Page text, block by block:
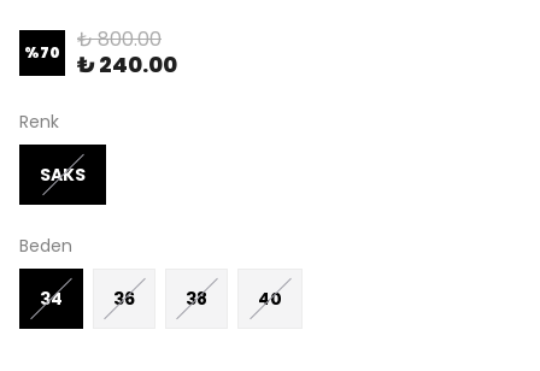
%70 ₺ 800.00
₺ 240.00
Renk
SAKS
Beden
34 36 38 40